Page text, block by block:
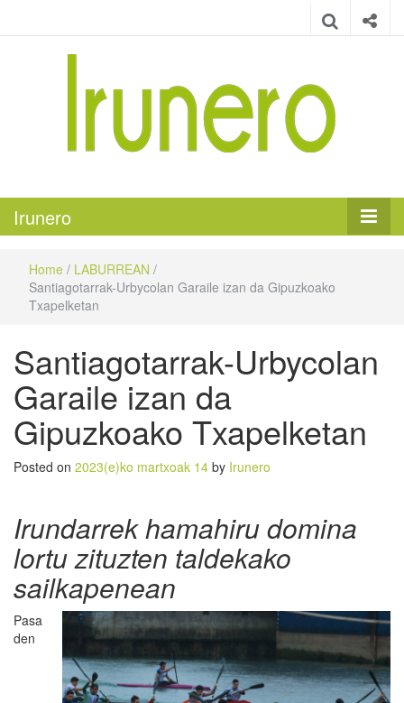
Irunero
Home / LABURREAN /
Santiagotarrak-Urbycolan Garaile izan da Gipuzkoako
Txapelketan
Santiagotarrak-Urbycolan
Garaile izan da
Gipuzkoako Txapelketan
Posted on 2023(e)ko martxoak 14 by Irunero
Irundarrek hamahiru domina
lortu zituzten taldekako
sailkapenean
Pasa
den